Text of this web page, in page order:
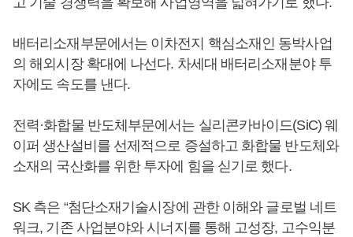
배터리소재부문에서는 이차전지 핵심소재인 동박사업
의 해외시장 확대에 나선다. 차세대 배터리소재분야 투
자에도 속도를 낸다.
전력·화합물 반도체부문에서는 실리콘카바이드(SiC) 웨
이퍼 생산설비를 선제적으로 증설하고 화합물 반도체와
소재의 국산화를 위한 투자에 힘을 싣기로 했다.
SK 측은 “첨단소재기술시장에 관한 이해와 글로벌 네트
워크, 기존 사업분야와 시너지를 통해 고성장, 고수익분